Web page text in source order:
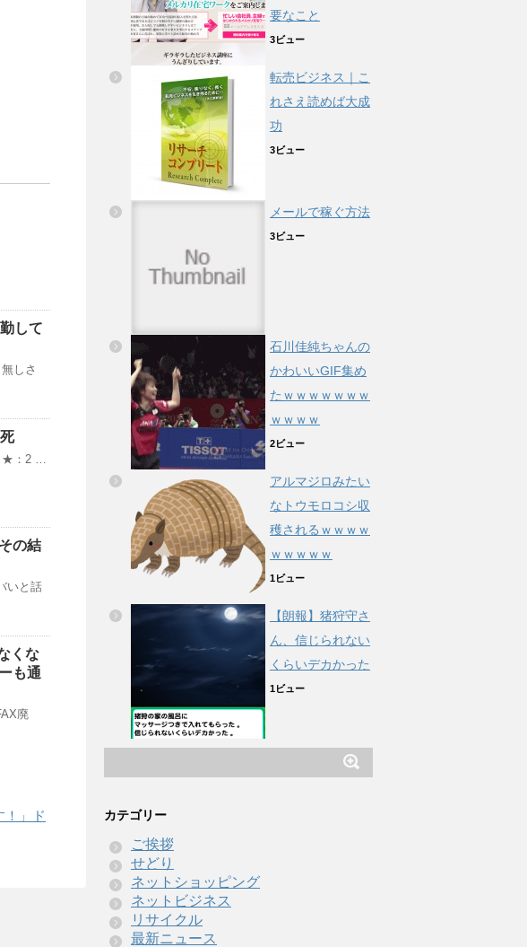
して
しさ
★：2 …
の結
いと話
くな
も通
廃
！」ド
要なこと
3ビュー
転売ビジネス｜こ
れさえ読めば大成
功
3ビュー
メールで稼ぐ方法
3ビュー
石川佳純ちゃんの
かわいいGIF集め
たｗｗｗｗｗｗｗ
ｗｗｗｗ
2ビュー
アルマジロみたい
なトウモロコシ収
穫されるｗｗｗｗ
ｗｗｗｗｗ
1ビュー
【朗報】猪狩守さ
ん、信じられない
くらいデカかった
1ビュー
カテゴリー
ご挨拶
せどり
ネットショッピング
ネットビジネス
リサイクル
最新ニュース